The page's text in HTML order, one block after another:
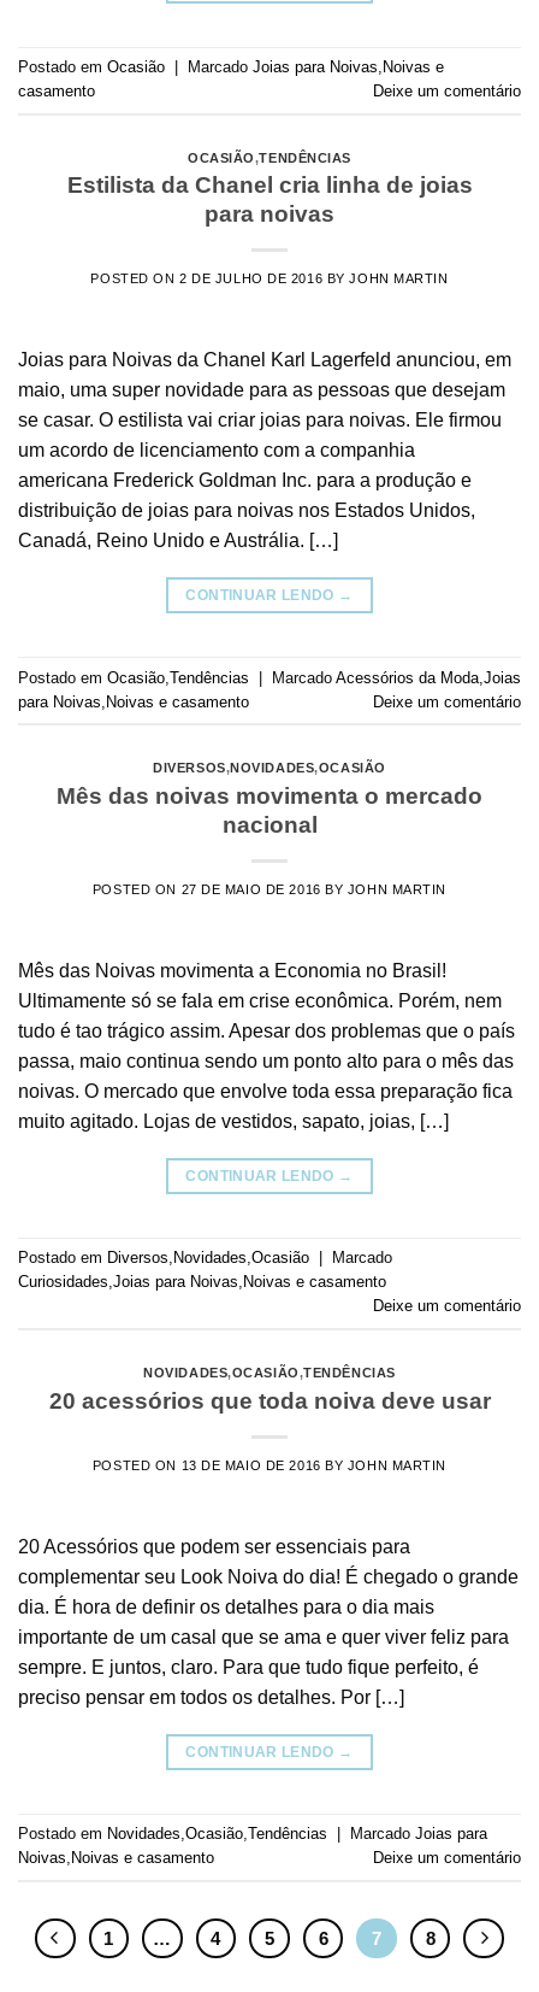
Postado em Ocasião Marcado Joias para Noivas Noivas e
casamento
Deixe um comentário
OCASIÃO,TENDÊNCIAS
Estilista da Chanel cria linha de joias
para noivas
POSTED ON2 DE JULHO DE 2016 BYJOHN MARTIN
Joias para Noivas da Chanel Karl Lagerfeld anunciou, em
maio, uma super novidade para as pessoas que desejam
se casar. O estilista vai criar joias para noivas. Ele firmou
um acordo de licenciamento com a companhia
americana Frederick Goldman Inc. para a produção e
distribuição de joias para noivas nos Estados Unidos,
Canadá, Reino Unido e Austrália. […]
CONTINUAR LENDO →
Postado em Ocasião Tendências | Marcado Acessórios da Moda Joias
para Noivas Noivas e casamento Deixe um comentário
DIVERSOS,NOVIDADES,OCASIÃO
Mês das noivas movimenta o mercado
nacional
POSTED ON 27 DE MAIO DE 2016 BY JOHN MARTIN
Mês das Noivas movimenta a Economia no Brasil!
Ultimamente só se fala em crise econômica. Porém, nem
tudo é tao trágico assim. Apesar dos problemas que o país
passa, maio continua sendo um ponto alto para o mês das
noivas. O mercado que envolve toda essa preparação fica
muito agitado. Lojas de vestidos, sapato, joias, […]
CONTINUAR LENDO →
Postado em Diversos, Novidades,Ocasião
Marcado
Curiosidades,Joias para Noivas, Noivas e casamento
Deixe um comentário
NOVIDADES,OCASIÃO,TENDÊNCIAS
20 acessórios que toda noiva deve usar
POSTED ON 13 DE MAIO DE 2016 BY JOHN MARTIN
20 Acessórios que podem ser essenciais para
complementar seu Look Noiva do dia! É chegado o grande
dia. É hora de definir os detalhes para o dia mais
importante de um casal que se ama e quer viver feliz para
sempre. E juntos, claro. Para que tudo fique perfeito, é
preciso pensar em todos os detalhes. Por […]
CONTINUAR LENDO →
Postado em Novidades Ocasião Tendências Marcado Joias para
Noivas Noivas e casamento Deixe um comentário
1 … 4 5 6 7 8